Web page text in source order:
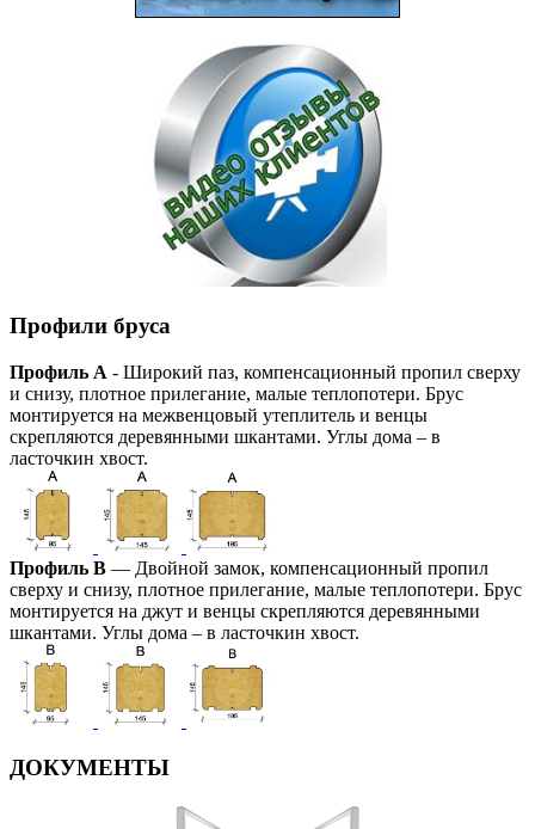
Профили бруса
Профиль А - Широкий паз, компенсационный пропил сверху
и снизу, плотное прилегание, малые теплопотери. Брус
монтируется на межвенцовый утеплитель и венцы
скрепляются деревянными шкантами. Углы дома – в
ласточкин хвост.
Профиль В — Двойной замок, компенсационный пропил
сверху и снизу, плотное прилегание, малые теплопотери. Брус
монтируется на джут и венцы скрепляются деревянными
шкантами. Углы дома – в ласточкин хвост.
ДОКУМЕНТЫ